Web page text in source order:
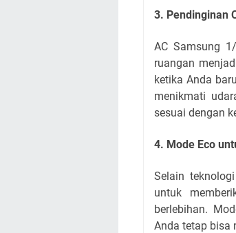
3. Pendinginan
AC Samsung
ruangan
ketika Anda
menikmati
sesuai dengan
4. Mode Eco
Selain
untuk
berlebihan.
Anda tetap bisa